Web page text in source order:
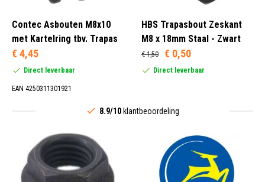
Contec Asbouten M8x10
met Kartelring tbv. Trapas
€ 4,45
Direct leverbaar
EAN 4250311301921
HBS Trapasbout Zeskant
M8 x 18mm Staal - Zwart
€ 1,50 € 0,50
Direct leverbaar
8.9/10 klantbeoordeling